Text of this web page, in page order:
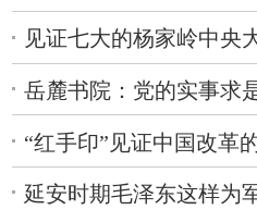
见证七大的杨家岭中央
岳麓书院：党的实事求
“红手印”见证中国改革
延安时期毛泽东这样为